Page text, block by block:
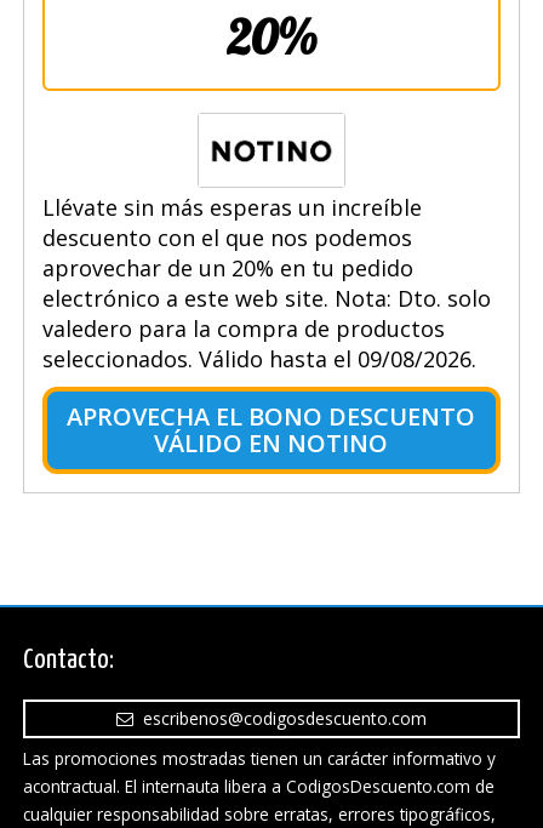
20%
Llévate sin más esperas un increíble
descuento con el que nos podemos
aprovechar de un 20% en tu pedido
electrónico a este web site. Nota: Dto. solo
valedero para la compra de productos
seleccionados. Válido hasta el 09/08/2026.
APROVECHA EL BONO DESCUENTO
VÁLIDO EN NOTINO
Contacto:
escribenos@codigosdescuento.com
Las promociones mostradas tienen un carácter informativo y
acontractual. El internauta libera a CodigosDescuento.com de
cualquier responsabilidad sobre erratas, errores tipográficos,